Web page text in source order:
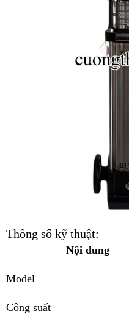
Thông số kỹ thuật:
Nội dung
Model
Công suất